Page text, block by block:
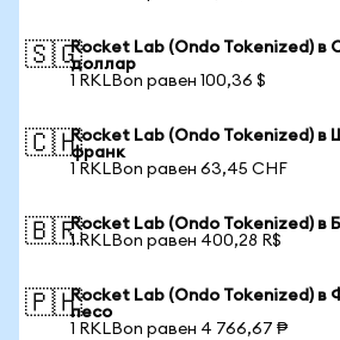
🇸🇬Rocket Lab (Ondo Tokenized) в
доллар
1 RKLBon равен 100,36 $
🇨🇭Rocket Lab (Ondo Tokenized) в
франк
1 RKLBon равен 63,45 CHF
🇧🇷Rocket Lab (Ondo Tokenized) в
1 RKLBon равен 400,28 R$
🇵🇭Rocket Lab (Ondo Tokenized) в
песо
1 RKLBon равен 4 766,67 ₱